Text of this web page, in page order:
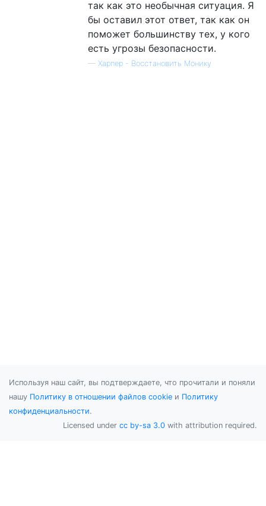
так как это необычная ситуация. Я
бы оставил этот ответ, так как он
поможет большинству тех, у кого
есть угрозы безопасности.
— Харпер - Восстановить Монику
Используя наш сайт, вы подтверждаете, что прочитали и поняли
нашу Политику в отношении файлов cookie и Политику
конфиденциальности.
Licensed under cc by-sa 3.0 with attribution required.